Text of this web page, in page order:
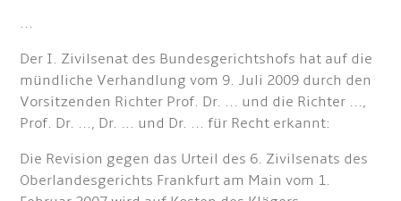
...
Der I. Zivilsenat des Bundesgerichtshofs hat auf die
mündliche Verhandlung vom 9. Juli 2009 durch den
Vorsitzenden Richter Prof. Dr. ... und die Richter ...,
Prof. Dr. ..., Dr. ... und Dr. ... für Recht erkannt:
Die Revision gegen das Urteil des 6. Zivilsenats des
Oberlandesgerichts Frankfurt am Main vom 1.